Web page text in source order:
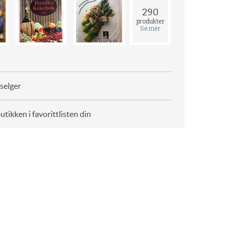
290
produkter
Se mer
i favorittlisten din